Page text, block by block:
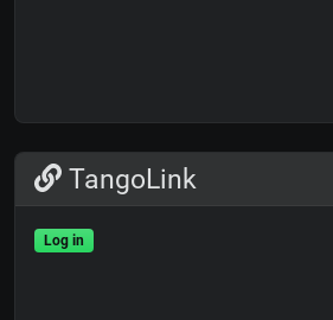
TangoLink
Log in